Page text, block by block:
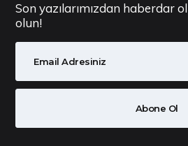
Son yazılarımızdan haberdar
olun!